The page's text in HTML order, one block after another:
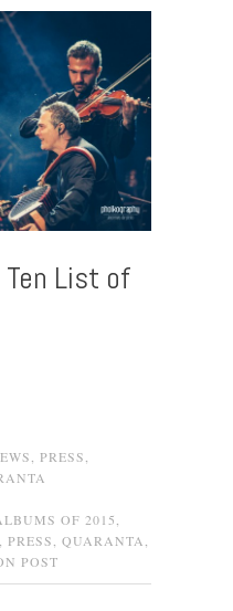
Ten List of
, PRESS,
OF 2015,
, PRESS, QUARANTA,
POST